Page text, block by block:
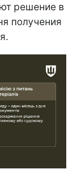
решение в
получения